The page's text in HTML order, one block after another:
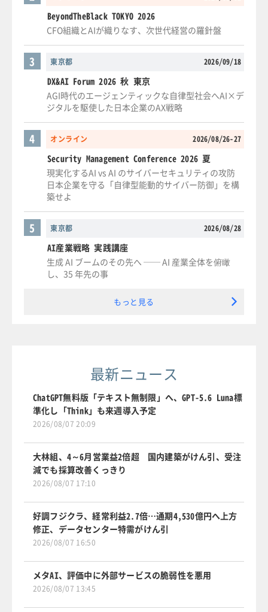
BeyondTheBlack TOKYO 2026
CFO組織とAIが織りなす、次世代経営の羅針盤
東京都 2026/09/18
3
DX&AI Forum 2026 秋 東京
AGI時代のエージェンティックな自律型社会へAI×デ
ジタルを駆使した日本企業のAX戦略
オンライン 2026/08/26-27
4
Security Management Conference 2026 夏
現実化するAI vs AI のサイバーセキュリティの攻防
日本企業を守る「自律型能動的サイバー防御」を構
築せよ
東京都 2026/08/28
5
AI産業戦略 実践講座
生成 AI ブームのその先へ ── AI 産業全体を俯瞰
し、35 年先の事
もっと見る
最新ニュース
ChatGPT無料版「テキスト無制限」へ、GPT-5.6 Luna標
準化し「Think」も来週導入予定
2026/08/07 20:09
大林組、4～6月営業益2倍超 国内建築がけん引、受注
減でも採算改善くっきり
2026/08/07 17:10
好調フジクラ、経常利益2.7倍…通期4,530億円へ上方
修正、データセンター特需がけん引
2026/08/07 16:50
メタAI、評価中に外部サービスの脆弱性を悪用
2026/08/07 13:45